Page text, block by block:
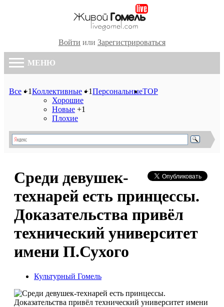
Войти или Зарегистрироваться
МЕНЮ
Все +1Коллективные +1
Хорошие
Новые +1
Плохие
ПерсональныеTOP
Среди девушек-
технарей есть принцессы.
Доказательства привёл
технический университет
имени П.Сухого
Культурный Гомель